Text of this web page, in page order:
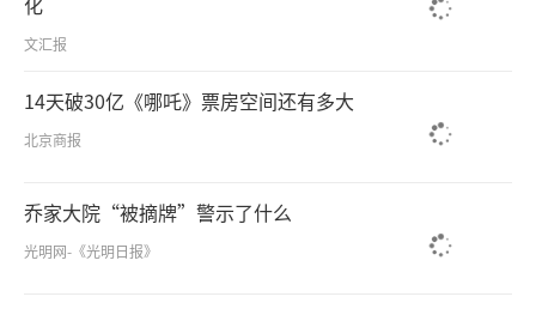
文汇报
14天破30亿《哪吒》票房空间还有多大
北京商报
乔家大院“被摘牌”警示了什么
光明网-《光明日报》